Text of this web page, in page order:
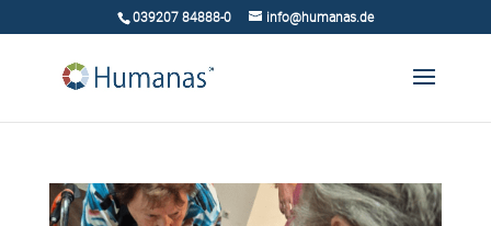
039207 84888-0 info@humanas.de